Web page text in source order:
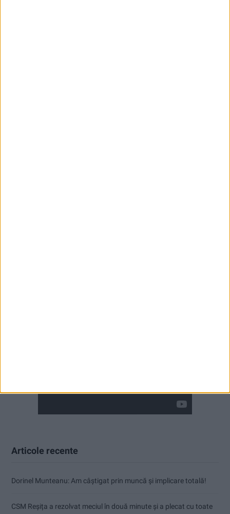
Articole recente
Dorinel Munteanu: Am câștigat prin muncă și implicare totală!
CSM Reșița a rezolvat meciul în două minute și a plecat cu toate